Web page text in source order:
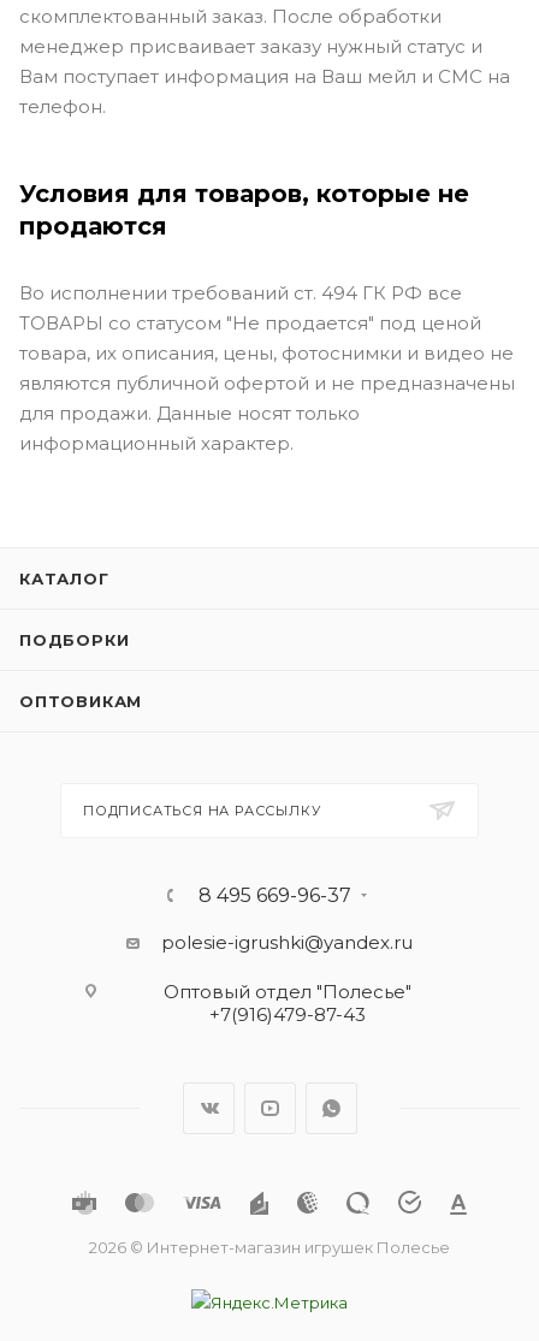
скомплектованный заказ. После обработки
менеджер присваивает заказу нужный статус и
Вам поступает информация на Ваш мейл и СМС на
телефон.
Условия для товаров, которые не
продаются
Во исполнении требований ст. 494 ГК РФ все
ТОВАРЫ со статусом "Не продается" под ценой
товара, их описания, цены, фотоснимки и видео не
являются публичной офертой и не предназначены
для продажи. Данные носят только
информационный характер.
КАТАЛОГ
ПОДБОРКИ
ОПТОВИКАМ
ПОДПИСАТЬСЯ НА РАССЫЛКУ
8 495 669-96-37
polesie-igrushki@yandex.ru
Оптовый отдел "Полесье"
+7(916)479-87-43
2026 © Интернет-магазин игрушек Полесье